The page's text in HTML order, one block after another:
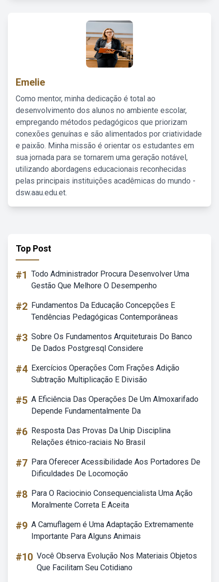
Emelie
Como mentor, minha dedicação é total ao
desenvolvimento dos alunos no ambiente escolar,
empregando métodos pedagógicos que priorizam
conexões genuínas e são alimentados por criatividade
e paixão. Minha missão é orientar os estudantes em
sua jornada para se tornarem uma geração notável,
utilizando abordagens educacionais reconhecidas
pelas principais instituições acadêmicas do mundo -
dsw.aau.edu.et.
Top Post
#1 Todo Administrador Procura Desenvolver Uma
Gestão Que Melhore O Desempenho
#2 Fundamentos Da Educação Concepções E
Tendências Pedagógicas Contemporâneas
#3 Sobre Os Fundamentos Arquiteturais Do Banco
De Dados Postgresql Considere
#4 Exercícios Operações Com Frações Adição
Subtração Multiplicação E Divisão
#5 A Eficiência Das Operações De Um Almoxarifado
Depende Fundamentalmente Da
#6 Resposta Das Provas Da Unip Disciplina
Relações étnico-raciais No Brasil
#7 Para Oferecer Acessibilidade Aos Portadores De
Dificuldades De Locomoção
#8 Para O Raciocinio Consequencialista Uma Ação
Moralmente Correta E Aceita
#9 A Camuflagem é Uma Adaptação Extremamente
Importante Para Alguns Animais
#10 Você Observa Evolução Nos Materiais Objetos
Que Facilitam Seu Cotidiano